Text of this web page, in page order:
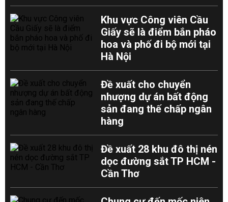
Khu vực Công viên Cầu
Giấy sẽ là điểm bắn pháo
hoa và phố đi bộ mới tại
Hà Nội
Đề xuất cho chuyển
nhượng dự án bất động
sản đang thế chấp ngân
hàng
Đề xuất 28 khu đô thị nén
dọc đường sắt TP HCM -
Cần Thơ